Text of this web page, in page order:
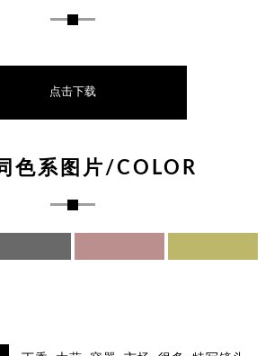
点击下载
色系图片/COLOR